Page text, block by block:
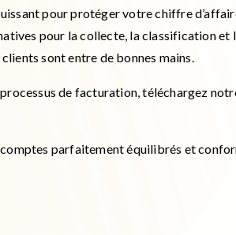
pour protéger votre chiffre
pour la collecte, la classification et
sont entre de bonnes mains.
de facturation, téléchargez
parfaitement équilibrés et